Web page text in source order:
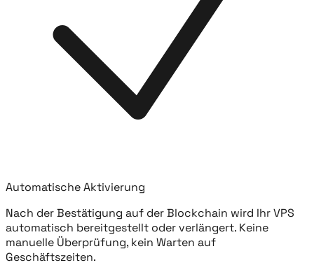
Automatische Aktivierung
Nach der Bestätigung auf der Blockchain wird Ihr VPS
automatisch bereitgestellt oder verlängert. Keine
manuelle Überprüfung, kein Warten auf
Geschäftszeiten.